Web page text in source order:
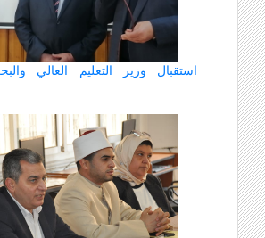
استقبال وزير التعليم العالي